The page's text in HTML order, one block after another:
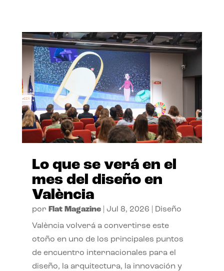
Lo que se verá en el
mes del diseño en
València
por Flat Magazine| Jul 8, 2026 Diseño
València volverá a convertirse este
otoño en uno de los principales puntos
de encuentro internacionales para el
diseño, la arquitectura, la innovación y